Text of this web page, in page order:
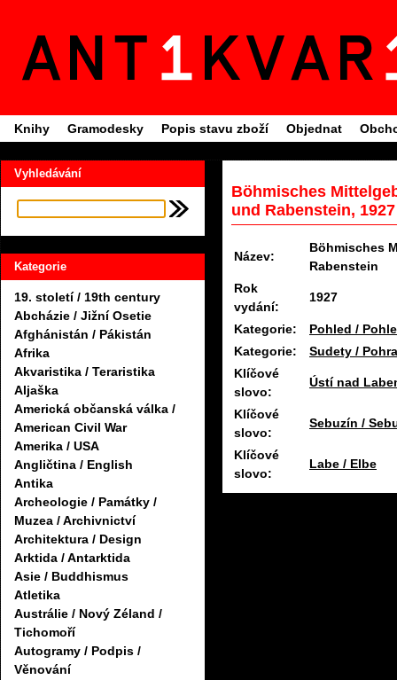
Knihy Gramodesky Popis stavu zboží Objednat
Vyhledávání
Kategorie
19. století / 19th century
Abcházie / Jižní Osetie
Afghánistán / Pákistán
Afrika
Akvaristika / Teraristika
Aljaška
Americká občanská válka /
American Civil War
Amerika / USA
Angličtina / English
Antika
Archeologie / Památky /
Muzea / Archivnictví
Architektura / Design
Arktida / Antarktida
Asie / Buddhismus
Atletika
Austrálie / Nový Zéland /
Tichomoří
Autogramy / Podpis /
Věnování
Böhmisches
und Rabenstein, 1927
Název:
Böhmisches
Rabenstein
Rok
vydání:
1927
Kategorie:
Pohled /
Kategorie:
Sudety /
Klíčové
slovo:
Ústí nad
Klíčové
slovo:
Sebuzín /
Klíčové
slovo:
Labe / Elbe